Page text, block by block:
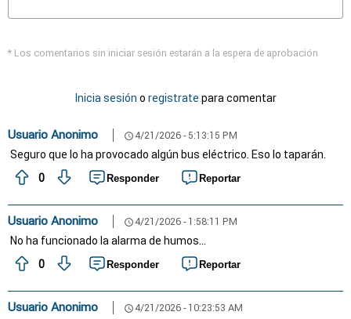
* Los comentarios sin iniciar sesión estarán a la espera de aprobación
Inicia sesión o registrate para comentar
Usuario Anonimo schedule 4/21/2026 - 5:13:15 PM
Seguro que lo ha provocado algún bus eléctrico. Eso lo taparán.
0
Responder Reportar
Usuario Anonimo schedule 4/21/2026 - 1:58:11 PM
No ha funcionado la alarma de humos...
0
Responder Reportar
Usuario Anonimo schedule 4/21/2026 - 10:23:53 AM